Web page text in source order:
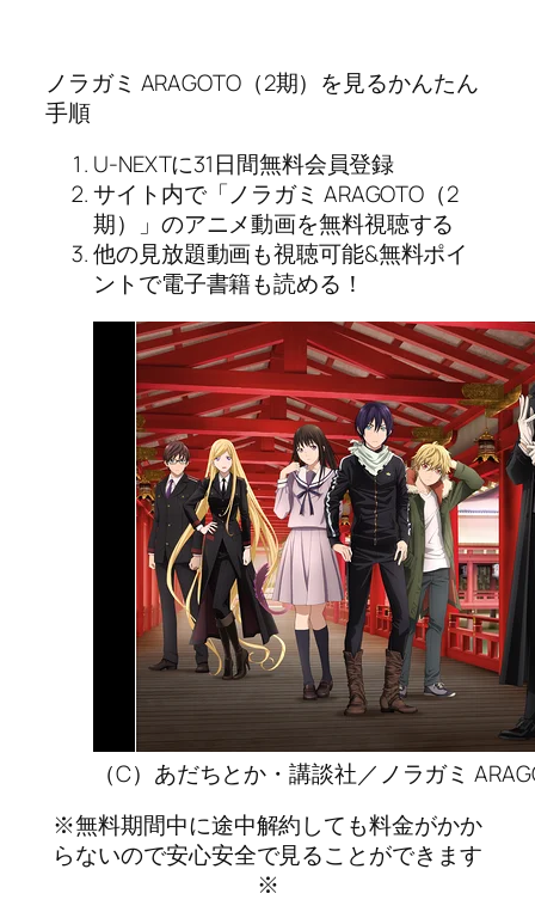
ノラガミ ARAGOTO（2期）を見るかんたん
手順
U-NEXTに31日間無料会員登録
サイト内で「ノラガミ ARAGOTO（2
期）」のアニメ動画を無料視聴する
他の見放題動画も視聴可能&無料ポイ
ントで電子書籍も読める！
（C）あだちとか・講談社／ノラガミ
※無料期間中に途中解約しても料金がかか
らないので安心安全で見ることができます
※